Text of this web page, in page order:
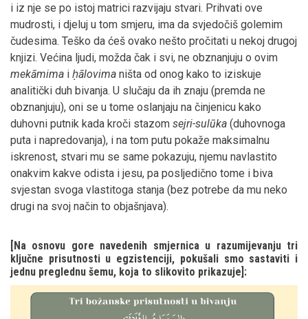
i iz nje se po istoj matrici razvijaju stvari. Prihvati ove
mudrosti, i djeluj u tom smjeru, ima da svjedočiš golemim
čudesima. Teško da ćeš ovako nešto pročitati u nekoj drugoj
knjizi. Većina ljudi, možda čak i svi, ne obznanjuju o ovim
mekāmima i ḥālovima ništa od onog kako to iziskuje
analitički duh bivanja. U slučaju da ih znaju (premda ne
obznanjuju), oni se u tome oslanjaju na činjenicu kako
duhovni putnik kada kroči stazom sejri-sulūka (duhovnoga
puta i napredovanja), i na tom putu pokaže maksimalnu
iskrenost, stvari mu se same pokazuju, njemu navlastito
onakvim kakve odista i jesu, pa posljedično tome i biva
svjestan svoga vlastitoga stanja (bez potrebe da mu neko
drugi na svoj način to objašnjava).
[Na osnovu gore navedenih smjernica u razumijevanju tri
ključne prisutnosti u egzistenciji, pokušali smo sastaviti i
jednu preglednu šemu, koja to slikovito prikazuje]: